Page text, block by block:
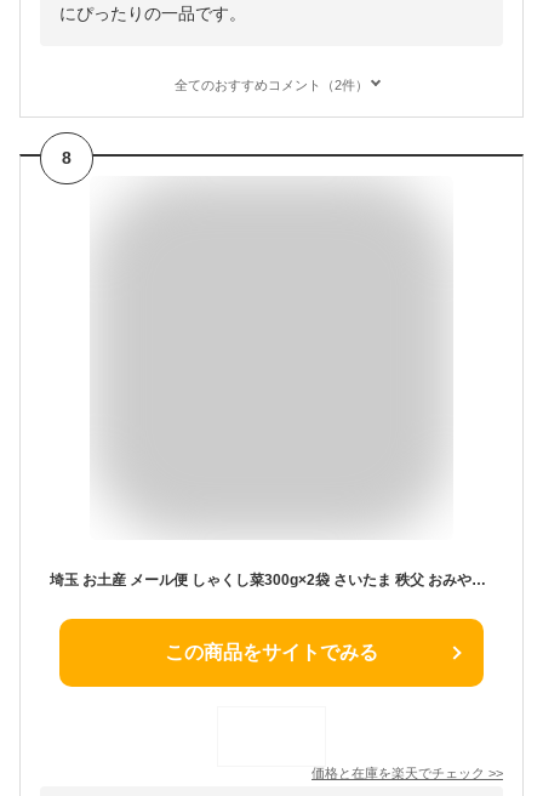
にぴったりの一品です。
全てのおすすめコメント（2件）
8
埼玉 お土産 メール便 しゃくし菜300g×2袋 さいたま 秩父 おみやげ 漬物 漬け物【ネコポス】
この商品をサイトでみる
価格と在庫を楽天でチェック >>